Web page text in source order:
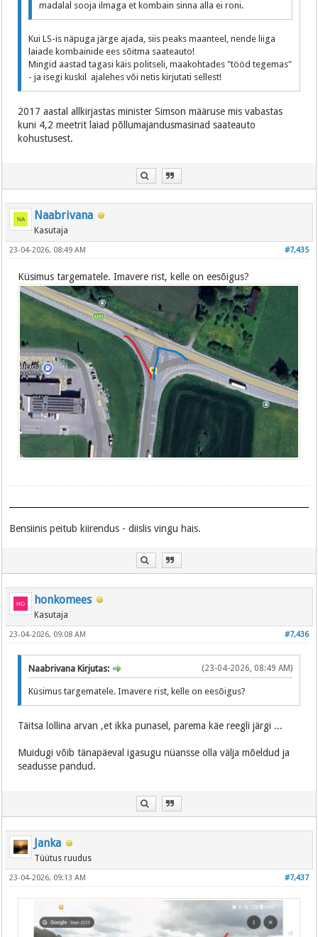
madalal sooja ilmaga et kombain sinna alla ei roni.
Kui LS-is näpuga järge ajada, siis peaks maanteel, nende liiga
laiade kombainide ees sõitma saateauto!
Mingid aastad tagasi käis politseli, maakohtades "tööd tegemas"
- ja isegi kuskil ajalehes või netis kirjutati sellest!
2017 aastal allkirjastas minister Simson määruse mis vabastas
kuni 4,2 meetrit laiad põllumajandusmasinad saateauto
kohustusest.
Naabrivana
Kasutaja
#7,435
23-04-2026, 08:49 AM
Küsimus targematele. Imavere rist, kelle on eesõigus?
Bensiinis peitub kiirendus - diislis vingu hais.
honkomees
Kasutaja
#7,436
23-04-2026, 09:08 AM
(23-04-2026, 08:49 AM)
Naabrivana Kirjutas:
Küsimus targematele. Imavere rist, kelle on eesõigus?
Täitsa lollina arvan ,et ikka punasel, parema käe reegli järgi ...
Muidugi võib tänapäeval igasugu nüansse olla välja mõeldud ja
seadusse pandud.
Janka
Tüütus ruudus
#7,437
23-04-2026, 09:13 AM